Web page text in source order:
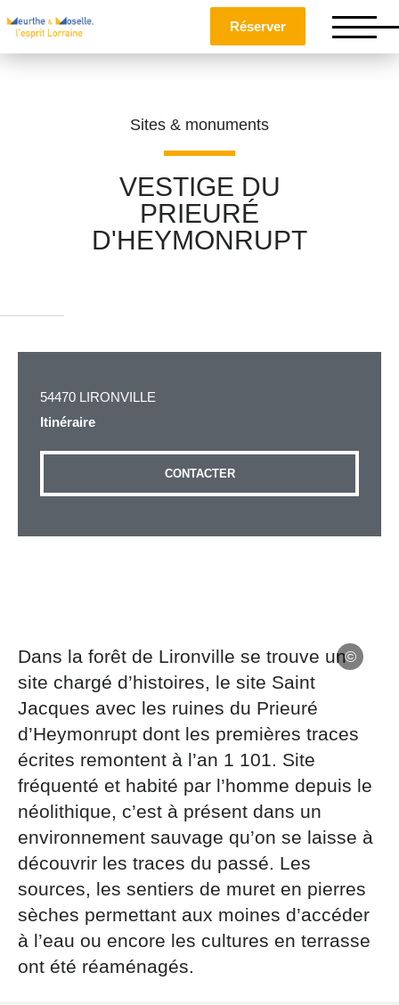
Réserver
Sites & monuments
VESTIGE DU
PRIEURÉ
D'HEYMONRUPT
54470 LIRONVILLE
Itinéraire
CONTACTER
Dans la forêt de Lironville se trouve un
site chargé d’histoires, le site Saint
Jacques avec les ruines du Prieuré
d’Heymonrupt dont les premières traces
écrites remontent à l’an 1 101. Site
fréquenté et habité par l’homme depuis le
néolithique, c’est à présent dans un
environnement sauvage qu’on se laisse à
découvrir les traces du passé. Les
sources, les sentiers de muret en pierres
sèches permettant aux moines d’accéder
à l’eau ou encore les cultures en terrasse
ont été réaménagés.
Les informations recueillies à partir de ce formulaire
sont nécessaires au traitement de votre demande (sauf
mention contraire). Vous disposez d’un droit d’accès,
de rectification et d’opposition aux données vous
concernant, que vous pouvez exercer en adressant une
demande par courriel à tourisme@departement54.fr ou
par courrier signé accompagné de la copie d’un titre
d’identité à l’adresse suivante : Meurthe & Moselle
Tourisme - 48 esplanade Jacques-Baudot CO 90019
54035 NANCY cedex
reCAPTCHA